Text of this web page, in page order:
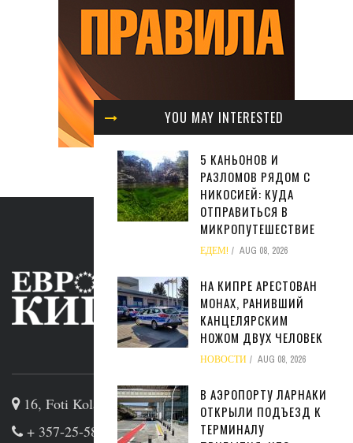
YOU MAY INTERESTED
5 КАНЬОНОВ И
РАЗЛОМОВ РЯДОМ С
НИКОСИЕЙ: КУДА
ОТПРАВИТЬСЯ В
МИКРОПУТЕШЕСТВИЕ
ЕДЕМ! AUG 08, 2026
НА КИПРЕ АРЕСТОВАН
МОНАХ, РАНИВШИЙ
КАНЦЕЛЯРСКИМ
НОЖОМ ДВУХ ЧЕЛОВЕК
НОВОСТИ AUG 08, 2026
В АЭРОПОРТУ ЛАРНАКИ
ОТКРЫЛИ ПОДЪЕЗД К
ТЕРМИНАЛУ
ABOUT US
16, Foti Kolakidi str, 3031, Limassol, Cyprus
+ 357-25-581133